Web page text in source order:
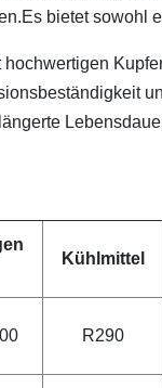
bietet sowohl
Kühlmittel
R290